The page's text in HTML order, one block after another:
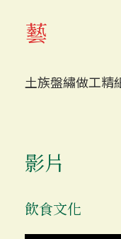
藝
土族盤繡做工精
影片
飲食文化